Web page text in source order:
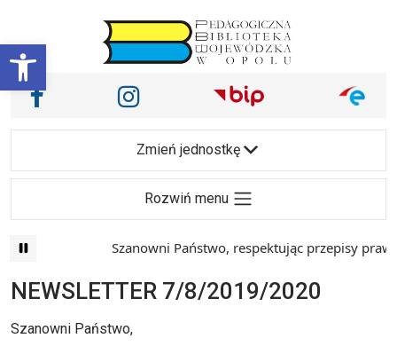
Otwórz pasek narzędzi
Main Navigation
Nasze media społecznościowe i inne
Facebook Instagram
Zmień jednostkę
Rozwiń menu
Szanowni Państwo, respektując przepisy prawa i
NEWSLETTER 7/8/2019/2020
Szanowni Państwo,